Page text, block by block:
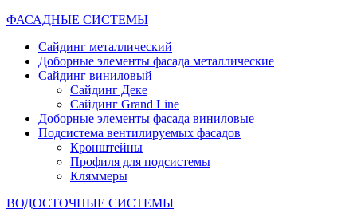
ФАСАДНЫЕ СИСТЕМЫ
Сайдинг металлический
Доборные элементы фасада металлические
Сайдинг виниловый
Сайдинг Деке
Сайдинг Grand Line
Доборные элементы фасада виниловые
Подсистема вентилируемых фасадов
Кронштейны
Профиля для подсистемы
Кляммеры
ВОДОСТОЧНЫЕ СИСТЕМЫ